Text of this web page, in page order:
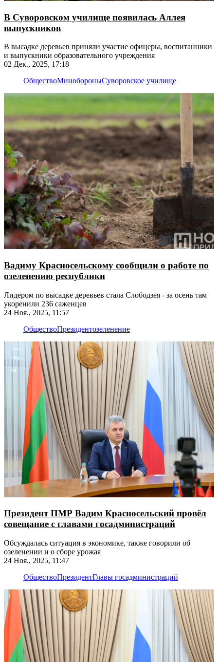
В Суворовском училище появилась Аллея
выпускников
В высадке деревьев приняли участие офицеры, воспитанники
и выпускники образовательного учреждения
02 Дек., 2025, 17:18
ОбществоМинобороныСуворовское училище
Вадиму Красносельскому сообщили о работе по
озеленению республики
Лидером по высадке деревьев стала Слободзея - за осень там
укоренили 236 саженцев
24 Ноя., 2025, 11:57
ОбществоПрезидентозеленение
Президент ПМР Вадим Красносельский провёл
совещание с главами госадминистраций
Обсуждалась ситуация в экономике, также говорили об
озеленении и о сборе урожая
24 Ноя., 2025, 11:47
ОбществоПрезидентГлавы госадминистраций